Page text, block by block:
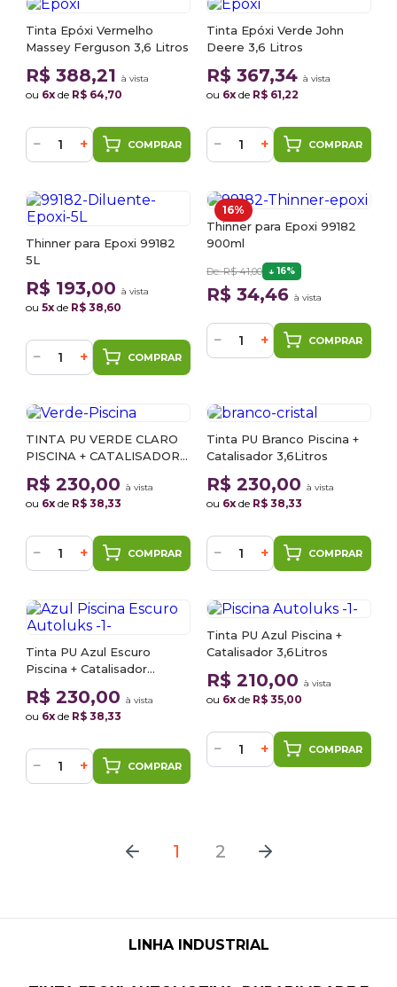
Tinta Epóxi Vermelho
Massey Ferguson 3,6 Litros
R$ 388,21 à vista
ou 6x de R$ 64,70
− + COMPRAR
Tinta Epóxi Verde John
Deere 3,6 Litros
R$ 367,34 à vista
ou 6x de R$ 61,22
− + COMPRAR
Thinner para Epoxi 99182
5L
R$ 193,00 à vista
ou 5x de R$ 38,60
− + COMPRAR
16%
Thinner para Epoxi 99182
900ml
De: R$ 41,00 16%
R$ 34,46 à vista
− + COMPRAR
TINTA PU VERDE CLARO
PISCINA + CATALISADOR
3,6LITROS
R$ 230,00 à vista
ou 6x de R$ 38,33
− + COMPRAR
Tinta PU Branco Piscina +
Catalisador 3,6Litros
R$ 230,00 à vista
ou 6x de R$ 38,33
− + COMPRAR
Tinta PU Azul Escuro
Piscina + Catalisador
3,6Litros
R$ 230,00 à vista
ou 6x de R$ 38,33
− + COMPRAR
Tinta PU Azul Piscina +
Catalisador 3,6Litros
R$ 210,00 à vista
ou 6x de R$ 35,00
− + COMPRAR
1 2
LINHA INDUSTRIAL